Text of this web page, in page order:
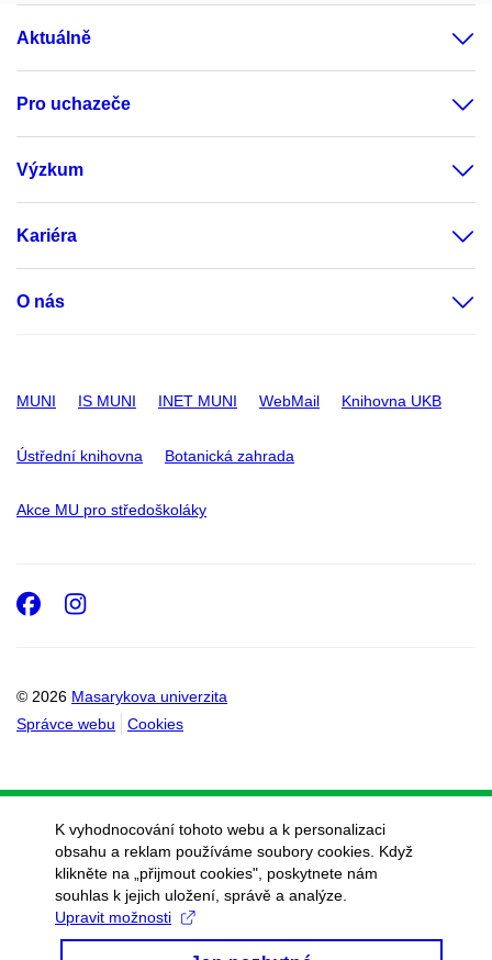
Aktuálně
Pro uchazeče
Výzkum
Kariéra
O nás
MUNI IS MUNI INET MUNI WebMail Knihovna UKB
Ústřední knihovna Botanická zahrada
Akce MU pro středoškoláky
© 2026 Masarykova univerzita
Správce webu
Cookies
Facebook
Instagram
K vyhodnocování tohoto webu a k personalizaci
obsahu a reklam používáme soubory cookies. Když
klikněte na „přijmout cookies", poskytnete nám
souhlas k jejich uložení, správě a analýze.
Upravit možnosti